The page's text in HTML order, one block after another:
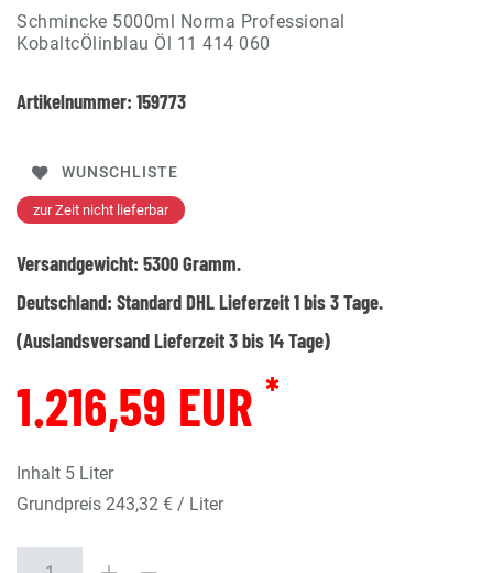
Schmincke 5000ml Norma Professional
KobaltcÖlinblau Öl 11 414 060
Artikelnummer: 159773
WUNSCHLISTE
zur Zeit nicht lieferbar
Versandgewicht: 5300Gramm.
Deutschland: Standard DHL Lieferzeit 1 bis 3 Tage.
(Auslandsversand Lieferzeit 3 bis 14 Tage)
1.216,59 EUR *
Inhalt 5 Liter
Grundpreis 243,32 € / Liter